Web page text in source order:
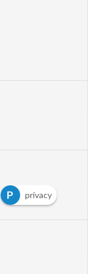
P privacy